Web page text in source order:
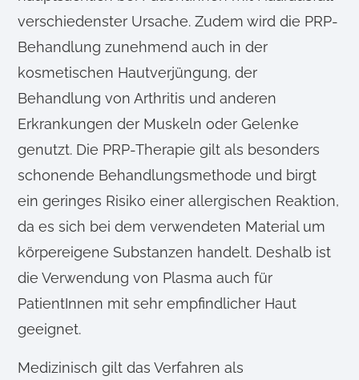
verschiedenster Ursache. Zudem wird die PRP-
Behandlung zunehmend auch in der
kosmetischen Hautverjüngung, der
Behandlung von Arthritis und anderen
Erkrankungen der Muskeln oder Gelenke
genutzt. Die PRP-Therapie gilt als besonders
schonende Behandlungsmethode und birgt
ein geringes Risiko einer allergischen Reaktion,
da es sich bei dem verwendeten Material um
körpereigene Substanzen handelt. Deshalb ist
die Verwendung von Plasma auch für
PatientInnen mit sehr empfindlicher Haut
geeignet.
Medizinisch gilt das Verfahren als